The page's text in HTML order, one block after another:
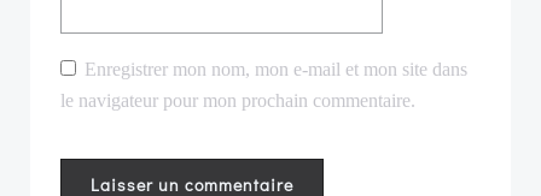
Enregistrer mon nom, mon e-mail et mon site dans
le navigateur pour mon prochain commentaire.